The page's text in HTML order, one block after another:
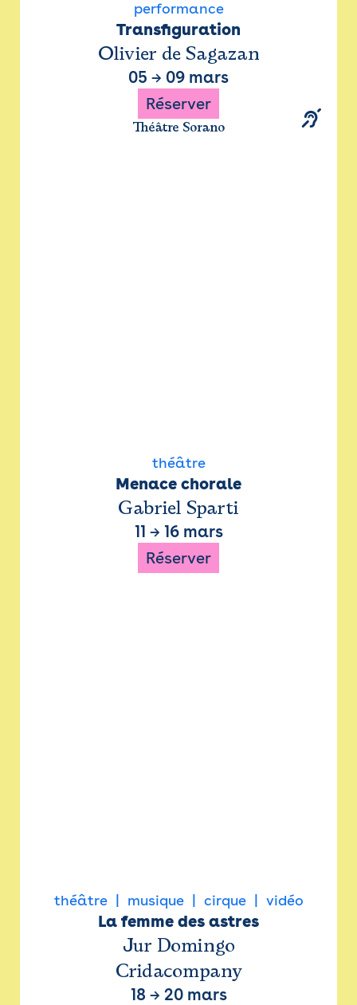
performance
Transfiguration
Olivier de Sagazan
05 → 09 mars
Réserver
Théâtre Sorano
théâtre
Menace chorale
Gabriel Sparti
11 → 16 mars
Réserver
théâtre musique cirque vidéo
La femme des astres
Jur Domingo
Cridacompany
18 → 20 mars